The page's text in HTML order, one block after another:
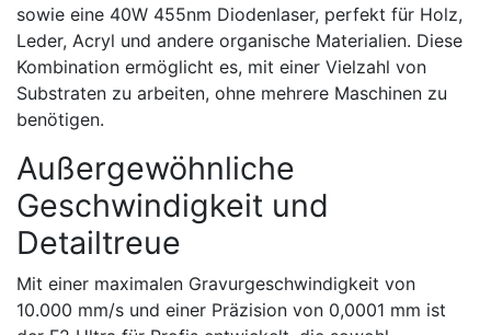
sowie eine 40W 455nm Diodenlaser, perfekt für Holz,
Leder, Acryl und andere organische Materialien. Diese
Kombination ermöglicht es, mit einer Vielzahl von
Substraten zu arbeiten, ohne mehrere Maschinen zu
benötigen.
Außergewöhnliche
Geschwindigkeit und
Detailtreue
Mit einer maximalen Gravurgeschwindigkeit von
10.000 mm/s und einer Präzision von 0,0001 mm ist